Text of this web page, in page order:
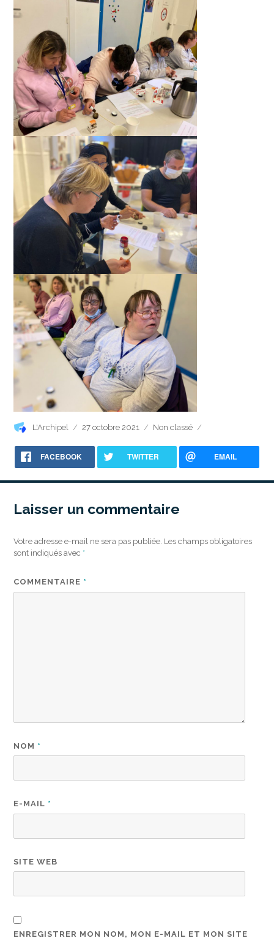
Auteur
L'Archipel
Publié
27 octobre 2021 Catégories
Non classé
FACEBOOK TWITTER EMAIL
Laisser un commentaire
Votre adresse e-mail ne sera pas publiée. Les champs obligatoires
sont indiqués avec *
COMMENTAIRE *
NOM *
E-MAIL *
SITE WEB
ENREGISTRER MON NOM, MON E-MAIL ET MON SITE